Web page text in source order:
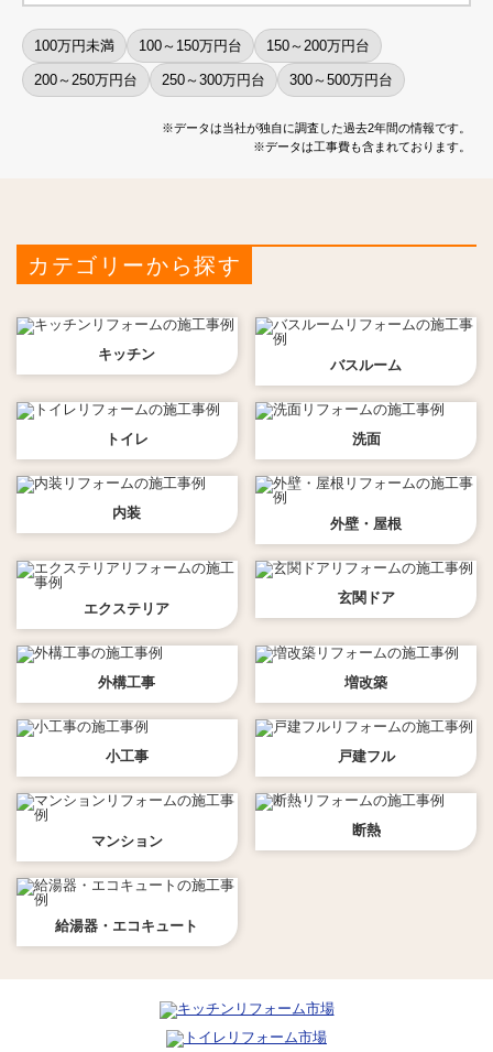
100万円未満 100～150万円台 150～200万円台
200～250万円台 250～300万円台 300～500万円台
※データは当社が独自に調査した過去2年間の情報です。
※データは工事費も含まれております。
カテゴリーから探す
キッチン
バスルーム
トイレ 洗面
内装
外壁・屋根
エクステリア
玄関ドア
外構工事 増改築
小工事 戸建フル
マンション
断熱
給湯器・エコキュート